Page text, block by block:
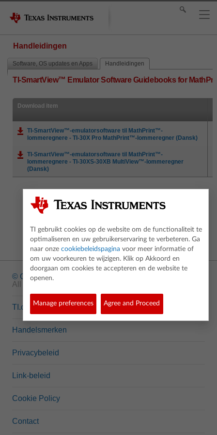
Handleidingen
Software, OS updates en Apps Handleidingen
TI-SmartView™ Emulator Software Guidebooks for
Download item
TI-SmartView™-emulatorsoftware til MathPrint™-
lommeregnere - TI-30X Pro MathPrint™-lommeregner (Dansk)
TI-SmartView™-emulatorsoftware til MathPrint™-
lommeregnere - TI-30XS-30XB MultiView™-lommeregner
(Dansk)
© Copyright
All rights reserved.
TI.com
Handelsmerken
Privacybeleid
Link-beleid
Cookie Policy
Contact
TI gebruikt cookies op de website om de functionaliteit te
optimaliseren en uw gebruikerservaring te verbeteren. Ga
naar onze cookiebeleidspagina voor meer informatie of
om uw voorkeuren te wijzigen. Klik op Akkoord en
doorgaan om cookies te accepteren en de website te
openen.
Manage preferences Agree and Proceed